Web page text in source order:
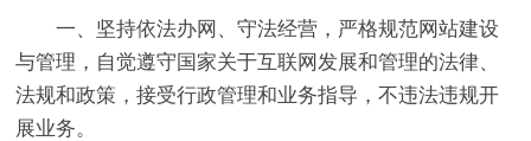
一、坚持依法办网、守法经营，严格规范网站建设
与管理，自觉遵守国家关于互联网发展和管理的法律、
法规和政策，接受行政管理和业务指导，不违法违规开
展业务。